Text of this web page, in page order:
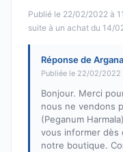
Publié le 22/02/2022 à
suite à un achat du 14/
Réponse de
Publiée le 22/02/2022
Bonjour. Merci
nous ne vendons
(Peganum
vous informer dès
notre boutique.